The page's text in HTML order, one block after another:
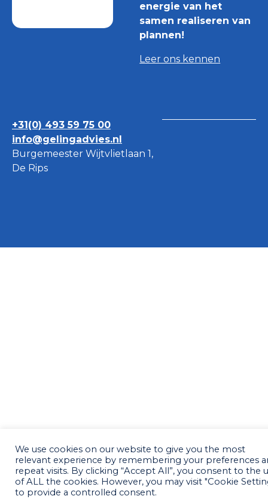
energie van het
samen realiseren van
plannen!
Leer ons kennen
+31(0) 493 59 75 00
info@gelingadvies.nl
Burgemeester Wijtvlietlaan 1,
De Rips
We use cookies on our website to give you the most
relevant experience by remembering your preferences
repeat visits. By clicking “Accept All”, you consent to the
of ALL the cookies. However, you may visit "Cookie
to provide a controlled consent.